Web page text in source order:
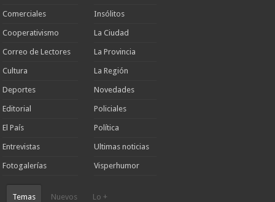
Comerciales
Cooperativismo
Correo de Lectores
Cultura
Deportes
Editorial
El País
Entrevistas
Fotogalerías
Insólitos
La Ciudad
La Provincia
La Región
Novedades
Policiales
Política
Ultimas noticias
Visperhumor
Temas Nuevos Lo +